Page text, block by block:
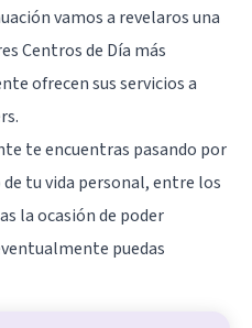
vamos a revelaros una
Centros de Día más
ofrecen sus servicios a
te encuentras pasando por
tu vida personal, entre los
la ocasión de poder
puedas